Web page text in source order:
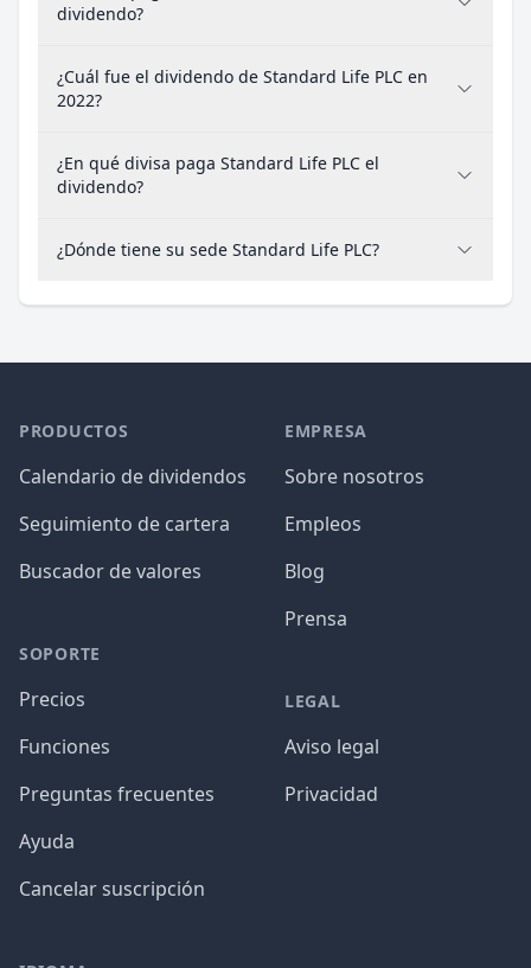
dividendo?
¿Cuál fue el dividendo de Standard Life PLC en
2022?
¿En qué divisa paga Standard Life PLC el
dividendo?
¿Dónde tiene su sede Standard Life PLC?
PRODUCTOS
Calendario de dividendos
Seguimiento de cartera
Buscador de valores
SOPORTE
Precios
Funciones
Preguntas frecuentes
Ayuda
Cancelar suscripción
EMPRESA
Sobre nosotros
Empleos
Blog
Prensa
LEGAL
Aviso legal
Privacidad